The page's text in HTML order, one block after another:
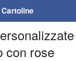
con rose